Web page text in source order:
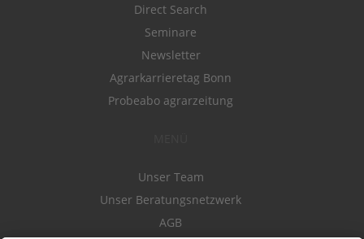
Direct Search
Seminare
Newsletter
Agrarkarrieretag Bonn
Probeabo agrarzeitung
Unser Team
Unser Beratungsnetzwerk
AGB